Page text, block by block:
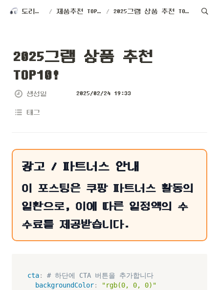
도리테크 / 제품추천 TOP 10 / 2025그램 상품 추천 TOP10!
2025그램 상품 추천
TOP10!
생성일 2025/02/24 19:33
태그
광고 / 파트너스 안내
이 포스팅은 쿠팡 파트너스 활동의
일환으로, 이에 따른 일정액의 수
수료를 제공받습니다.
cta:
# 하단에 CTA 버튼을 추가합니다
backgroundColor:
"rgb(0, 0, 0)"